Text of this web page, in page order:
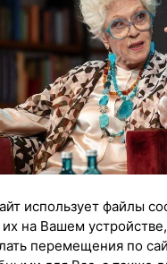
Комитета по
использует файлы
их на Вашем устройстве,
перемещения по